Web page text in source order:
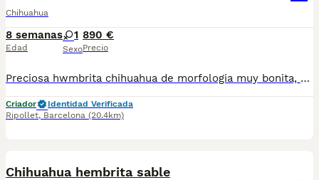
Chihuahua
8 semanas
Edad
1
Sexo
890 €
Precio
Preciosa hwmbrita chihuahua de morfologia muy bonita, se entrega con toda documentacion al dia , vacunas y chip . Es la de las fotos. Atiendo WhatsApp 630714585 y llamadas
Criador
Identidad Verificada
Ripollet, Barcelona (20.4km)
Chihuahua hembrita sable